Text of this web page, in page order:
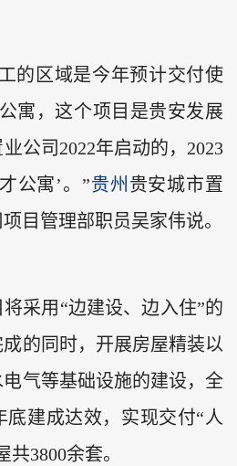
的区域是今年预计交付使
寓，这个项目是贵安发展
公司2022年启动的，2023
公寓’。”贵州 贵安城市置
目管理部职员吴家伟说。
采用“边建设、边入住”的
的同时，开展房屋精装以
气等基础设施的建设，全
底建成达效，实现交付“人
3800余套。